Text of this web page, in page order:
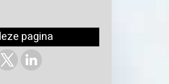
pagina